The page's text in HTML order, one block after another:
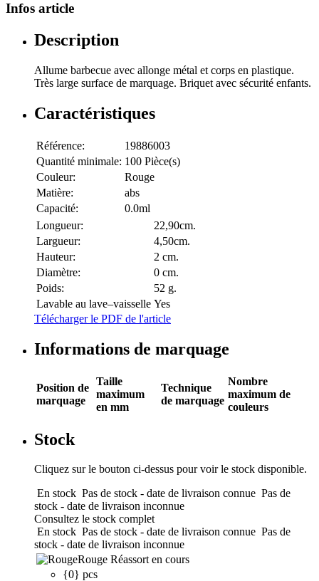
Infos article
Description
Allume barbecue avec allonge métal et corps en plastique.
Très large surface de marquage. Briquet avec sécurité enfants.
Caractéristiques
Référence:
19886003
Quantité minimale: 100 Pièce(s)
Couleur:
Rouge
Matière:
abs
Capacité:
0.0ml
Longueur:
22,90cm.
Largueur:
4,50cm.
Hauteur:
2 cm.
Diamètre:
0 cm.
Poids:
52 g.
Lavable au lave–vaisselle Yes
Télécharger le PDF de l'article
Informations de marquage
Position de
marquage
Taille
maximum
en mm
Technique
de marquage
Nombre
maximum de
couleurs
Stock
Cliquez sur le bouton ci-dessus pour voir le stock disponible.
En stock Pas de stock - date de livraison connue Pas de
stock - date de livraison inconnue
Consultez le stock complet
En stock Pas de stock - date de livraison connue Pas de
stock - date de livraison inconnue
Rouge Réassort en cours
{0} pcs